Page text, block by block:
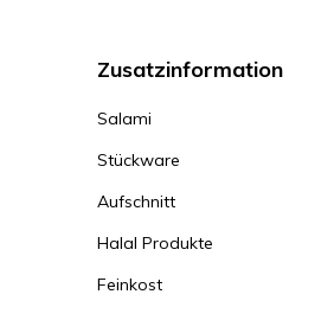
Zusatzinformation
Salami
Stückware
Aufschnitt
Halal Produkte
Feinkost